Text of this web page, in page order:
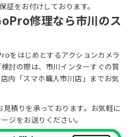
証をお付けしております。
修理なら市川のス
をはじめとするアクションカメラ
討の際は、市川インターすぐの質
内「スマホ職人市川店 」までお気
積りを承っております。お気軽に
ジをお送りください。